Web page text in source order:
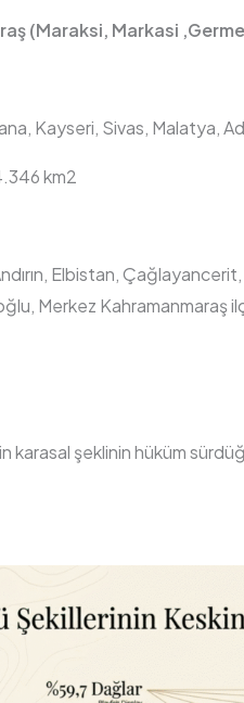
(Maraksi, Markasi
Kayseri, Sivas, Malatya,
km2
Elbistan,
Merkez Kahramanmaraş
karasal şeklinin hüküm